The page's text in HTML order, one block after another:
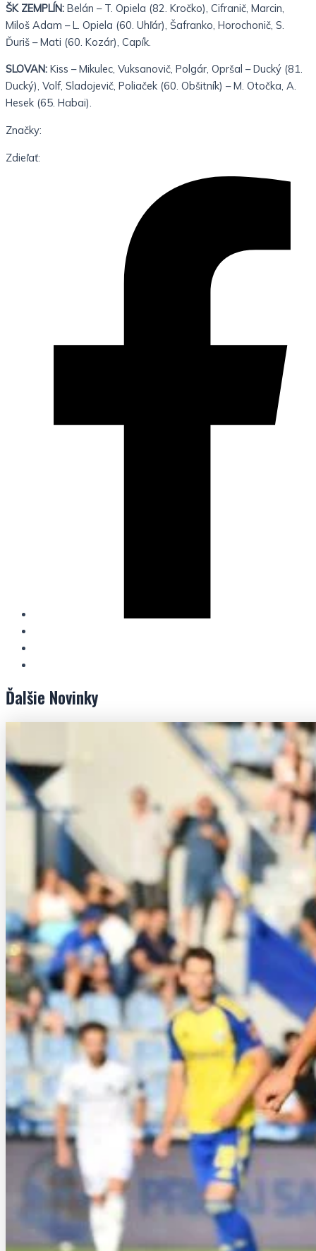
ŠK ZEMPLÍN: Belán – T. Opiela (82. Kročko), Cifranič, Marcin,
Miloš Adam – L. Opiela (60. Uhľár), Šafranko, Horochonič, S.
Ďuriš – Mati (60. Kozár), Capík.
SLOVAN: Kiss – Mikulec, Vuksanovič, Polgár, Opršal – Ducký (81.
Ducký), Volf, Sladojevič, Poliaček (60. Obšitník) – M. Otočka, A.
Hesek (65. Habai).
Značky:
Zdieľať:
Ďalšie Novinky